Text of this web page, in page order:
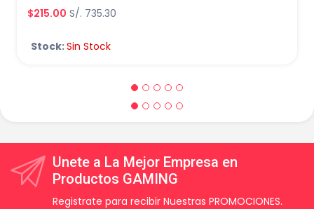
$215.00 S/. 735.30
Stock:Sin Stock
Unete a La Mejor Empresa en
Productos GAMING
Registrate para recibir Nuestras PROMOCIONES.